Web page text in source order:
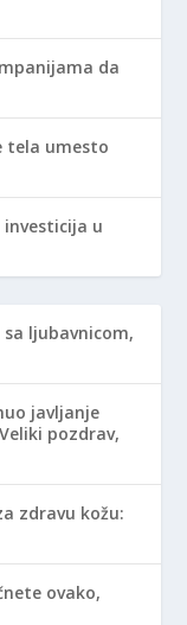
da
tela umesto
u
sa ljubavnicom,
javljanje
pozdrav,
zdravu kožu:
ovako,